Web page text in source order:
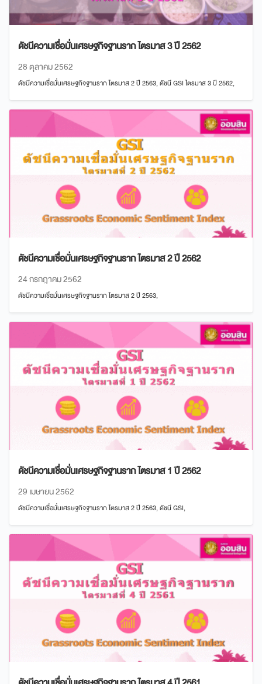
ดัชนีความเชื่อมั่นเศรษฐกิจฐานราก ไตรมาส 3 ปี 2562
28 ตุลาคม 2562
ดัชนีความเชื่อมั่นเศรษฐกิจฐานราก ไตรมาส 2 ปี 2563, ดัชนี GSI ไตรมาส 3 ปี 2562,
ดัชนีความเชื่อมั่นเศรษฐกิจฐานราก ไตรมาส 2 ปี 2562
24 กรกฎาคม 2562
ดัชนีความเชื่อมั่นเศรษฐกิจฐานราก ไตรมาส 2 ปี 2563,
ดัชนีความเชื่อมั่นเศรษฐกิจฐานราก ไตรมาส 1 ปี 2562
29 เมษายน 2562
ดัชนีความเชื่อมั่นเศรษฐกิจฐานราก ไตรมาส 2 ปี 2563, ดัชนี GSI,